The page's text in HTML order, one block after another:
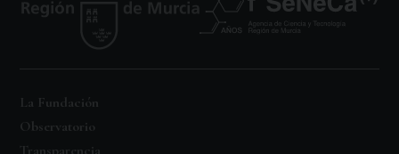
La Fundación
Observatorio
Transparencia